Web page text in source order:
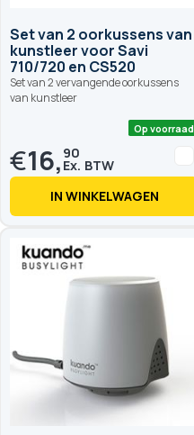
Set van 2 oorkussens van
kunstleer voor Savi
710/720 en CS520
Set van 2 vervangende oorkussens
van kunstleer
€16, 90
IN WINKELWAGEN